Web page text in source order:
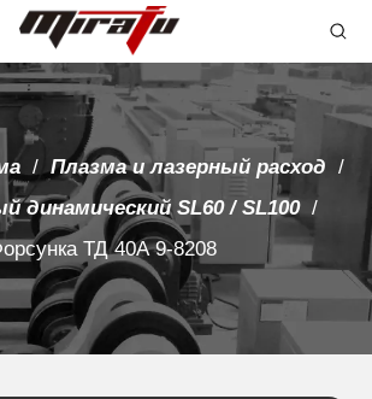
/ Плазма и лазерный расход /
динамический SL60 / SL100 /
ТД 40А 9-8208